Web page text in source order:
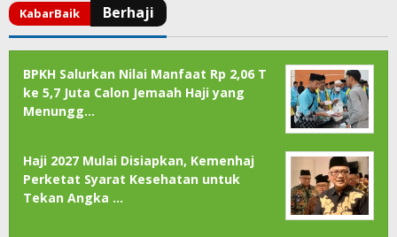
BPKH Salurkan Nilai Manfaat Rp 2,06 T
ke 5,7 Juta Calon Jemaah Haji yang
Menungg…
Haji 2027 Mulai Disiapkan, Kemenhaj
Perketat Syarat Kesehatan untuk
Tekan Angka …